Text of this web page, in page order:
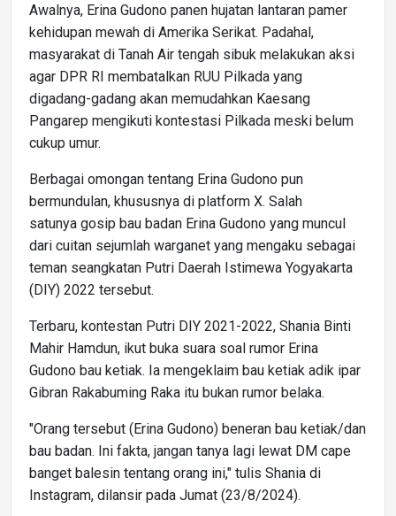
Awalnya, Erina Gudono panen hujatan lantaran pamer
kehidupan mewah di Amerika Serikat. Padahal,
masyarakat di Tanah Air tengah sibuk melakukan aksi
agar DPR RI membatalkan RUU Pilkada yang
digadang-gadang akan memudahkan Kaesang
Pangarep mengikuti kontestasi Pilkada meski belum
cukup umur.
Berbagai omongan tentang Erina Gudono pun
bermundulan, khususnya di platform X. Salah
satunya gosip bau badan Erina Gudono yang muncul
dari cuitan sejumlah warganet yang mengaku sebagai
teman seangkatan Putri Daerah Istimewa Yogyakarta
(DIY) 2022 tersebut.
Terbaru, kontestan Putri DIY 2021-2022, Shania Binti
Mahir Hamdun, ikut buka suara soal rumor Erina
Gudono bau ketiak. Ia mengeklaim bau ketiak adik ipar
Gibran Rakabuming Raka itu bukan rumor belaka.
"Orang tersebut (Erina Gudono) beneran bau ketiak/dan
bau badan. Ini fakta, jangan tanya lagi lewat DM cape
banget balesin tentang orang ini," tulis Shania di
Instagram, dilansir pada Jumat (23/8/2024).